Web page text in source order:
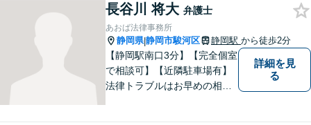
ください。
長谷川 将大 弁護士
あおば法律事務所
静岡県|静岡市駿河区 静岡駅 から徒歩2分
【静岡駅南口3分】【完全個室
で相談可】【近隣駐車場有】
法律トラブルはお早めの相談
詳細を見
る